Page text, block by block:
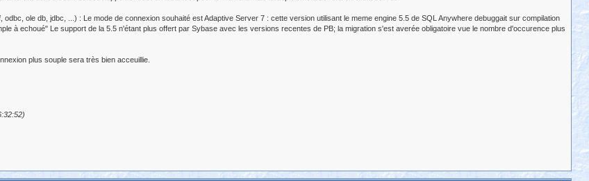
ole db, jdbc, ...) : Le mode de connexion souhaité est Adaptive Server 7 : cette version utilisant le meme engine 5.5 de SQL Anywhere debuggait sur compilation
à echoué" Le support de la 5.5 n'étant plus offert par Sybase avec les versions recentes de PB; la migration s'est averée obligatoire vue le nombre d'occurence plus
plus souple sera très bien acceuillie.